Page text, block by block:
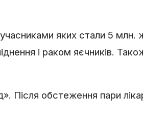
яких стали 5 млн.
і раком яєчників.
. Після обстеження пари